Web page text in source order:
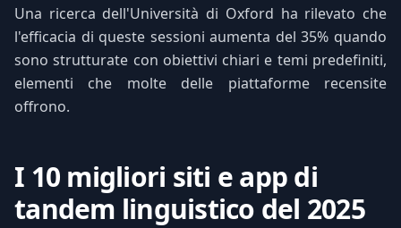
Una ricerca dell'Università di Oxford ha rilevato che
l'efficacia di queste sessioni aumenta del 35% quando
sono strutturate con obiettivi chiari e temi predefiniti,
elementi che molte delle piattaforme recensite
offrono.
I 10 migliori siti e app di
tandem linguistico del 2025